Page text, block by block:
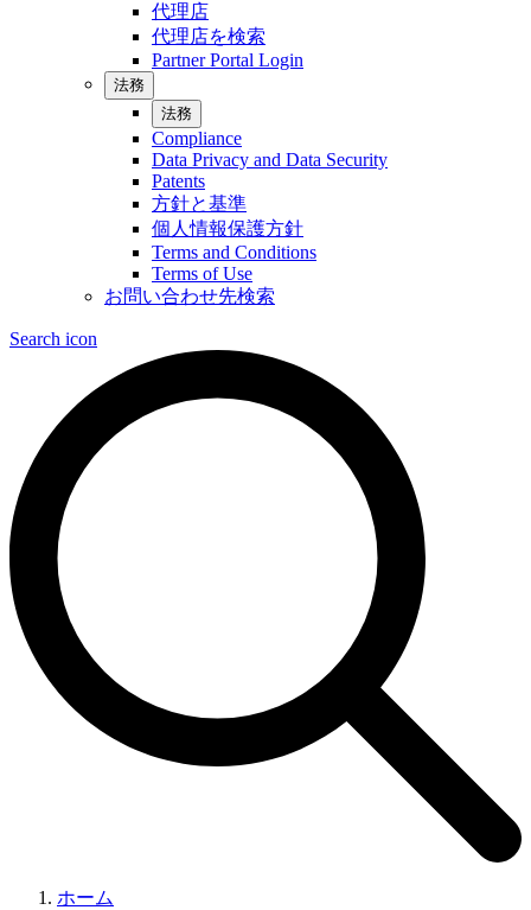
代理店
代理店を検索
Partner Portal Login
法務
法務
Compliance
Data Privacy and Data Security
Patents
方針と基準
個人情報保護方針
Terms and Conditions
Terms of Use
お問い合わせ先検索
Search icon
ホーム